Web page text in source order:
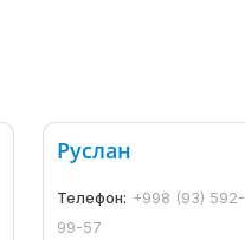
Руслан
Телефон: +998 (93) 592-
99-57